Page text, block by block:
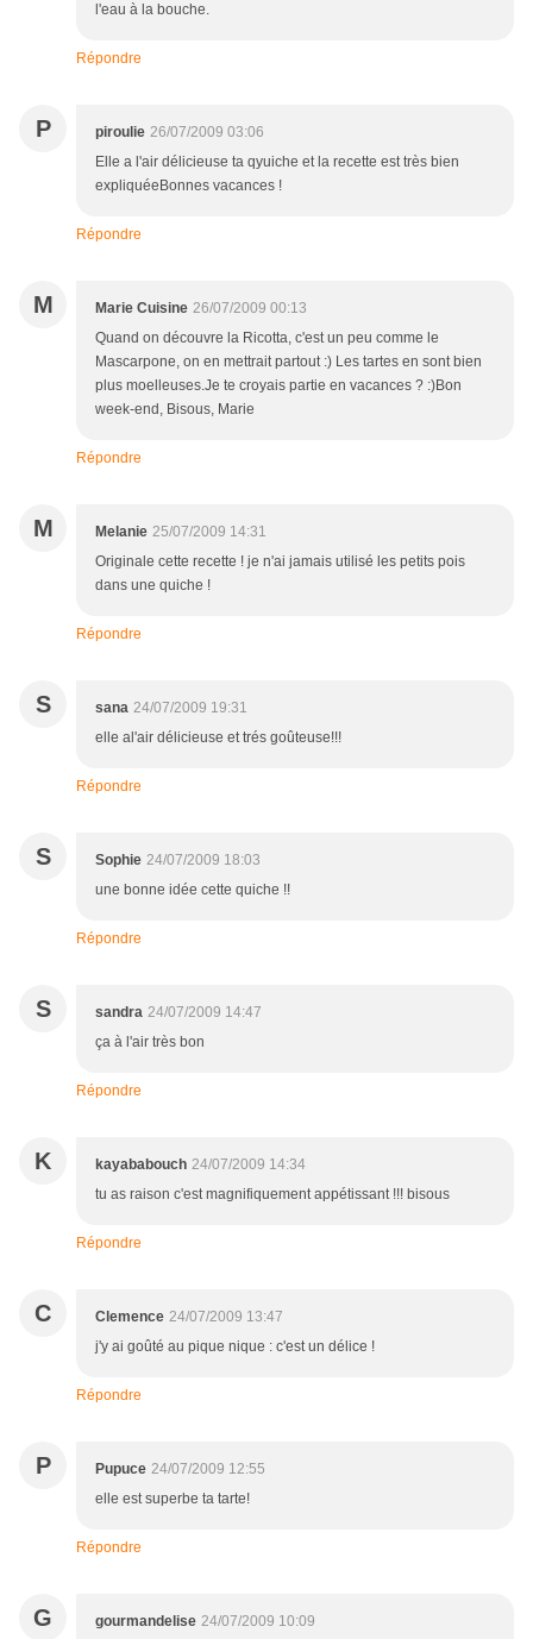
l'eau à la bouche.
Répondre
P piroulie 26/07/2009 03:06
Elle a l'air délicieuse ta qyuiche et la recette est très bien
expliquéeBonnes vacances !
Répondre
M Marie Cuisine 26/07/2009 00:13
Quand on découvre la Ricotta, c'est un peu comme le
Mascarpone, on en mettrait partout :) Les tartes en sont bien
plus moelleuses.Je te croyais partie en vacances ? :)Bon
week-end, Bisous, Marie
Répondre
M Melanie 25/07/2009 14:31
Originale cette recette ! je n'ai jamais utilisé les petits pois
dans une quiche !
Répondre
S sana 24/07/2009 19:31
elle al'air délicieuse et trés goûteuse!!!
Répondre
S Sophie 24/07/2009 18:03
une bonne idée cette quiche !!
Répondre
S sandra 24/07/2009 14:47
ça à l'air très bon
Répondre
K kayababouch 24/07/2009 14:34
tu as raison c'est magnifiquement appétissant !!! bisous
Répondre
C Clemence 24/07/2009 13:47
j'y ai goûté au pique nique : c'est un délice !
Répondre
P Pupuce 24/07/2009 12:55
elle est superbe ta tarte!
Répondre
G gourmandelise 24/07/2009 10:09